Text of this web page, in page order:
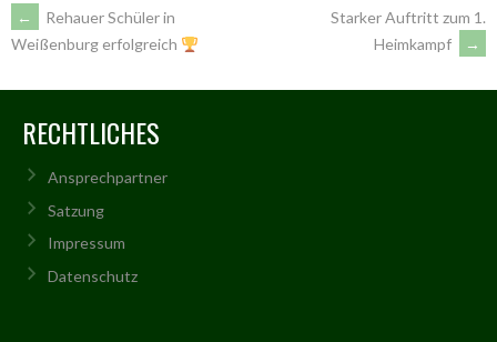
ARTIKEL-
NAVIGATION
←
Rehauer Schüler in
Weißenburg erfolgreich
Starker Auftritt zum 1.
Heimkampf
→
RECHTLICHES
Ansprechpartner
Satzung
Impressum
Datenschutz